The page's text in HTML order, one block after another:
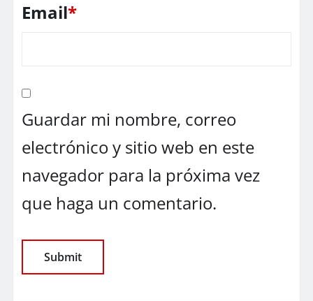
Email*
Guardar mi nombre, correo
electrónico y sitio web en este
navegador para la próxima vez
que haga un comentario.